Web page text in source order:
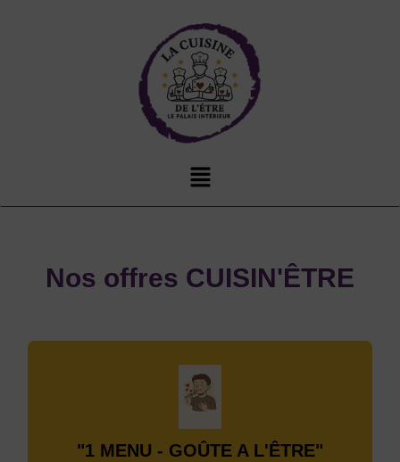
Nos offres CUISIN'ÊTRE
"1 MENU - GOÛTE A L'ÊTRE"